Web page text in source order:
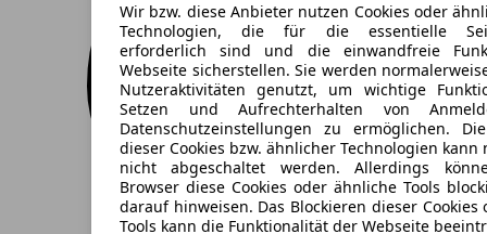
Wir bzw. diese Anbieter nutzen Cookies oder
Technologien, die für die essentielle
erforderlich sind und die einwandfreie
Webseite sicherstellen. Sie werden
Nutzeraktivitäten genutzt, um wichtige
Setzen und Aufrechterhalten von
Datenschutzeinstellungen zu ermöglichen.
dieser Cookies bzw. ähnlicher Technologien kann
nicht abgeschaltet werden. Allerdings
Browser diese Cookies oder ähnliche Tools
darauf hinweisen. Das Blockieren dieser
Tools kann die Funktionalität der Webseite